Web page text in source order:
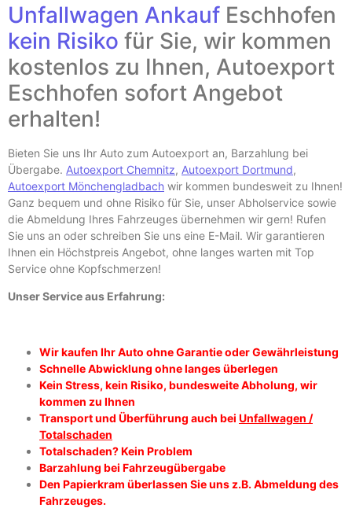
Unfallwagen Ankauf Eschhofen
kein Risiko für Sie, wir kommen
kostenlos zu Ihnen, Autoexport
Eschhofen sofort Angebot
erhalten!
Bieten Sie uns Ihr Auto zum Autoexport an, Barzahlung bei
Übergabe. Autoexport Chemnitz, Autoexport Dortmund,
Autoexport Mönchengladbach wir kommen bundesweit zu Ihnen!
Ganz bequem und ohne Risiko für Sie, unser Abholservice sowie
die Abmeldung Ihres Fahrzeuges übernehmen wir gern! Rufen
Sie uns an oder schreiben Sie uns eine E-Mail. Wir garantieren
Ihnen ein Höchstpreis Angebot, ohne langes warten mit Top
Service ohne Kopfschmerzen!
Unser Service aus Erfahrung:
Wir kaufen Ihr Auto ohne Garantie oder Gewährleistung
Schnelle Abwicklung ohne langes überlegen
Kein Stress, kein Risiko, bundesweite Abholung, wir
kommen zu Ihnen
Transport und Überführung auch bei Unfallwagen /
Totalschaden
Totalschaden? Kein Problem
Barzahlung bei Fahrzeugübergabe
Den Papierkram überlassen Sie uns z.B. Abmeldung des
Fahrzeuges.